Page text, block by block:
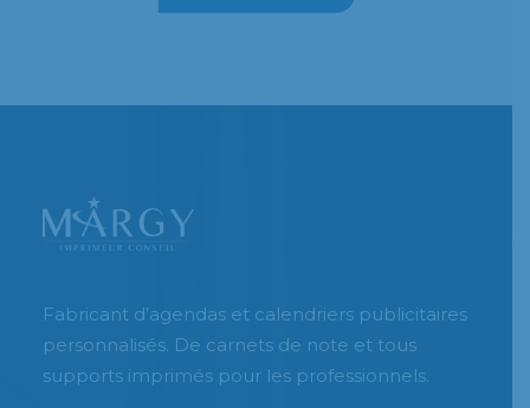
Fabricant d’agendas et calendriers publicitaires
personnalisés. De carnets de note et tous
supports imprimés pour les professionnels.